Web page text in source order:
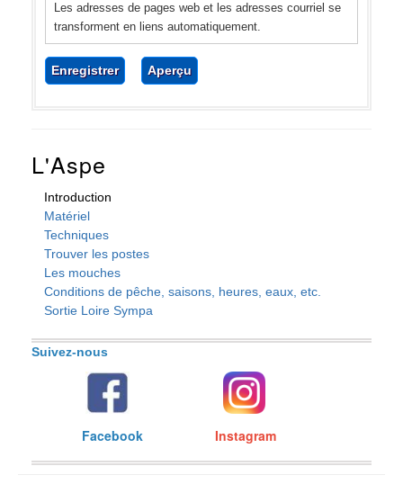
Les adresses de pages web et les adresses courriel se
transforment en liens automatiquement.
L'Aspe
Introduction
Matériel
Techniques
Trouver les postes
Les mouches
Conditions de pêche, saisons, heures, eaux, etc.
Sortie Loire Sympa
Suivez-nous
Facebook Instagram